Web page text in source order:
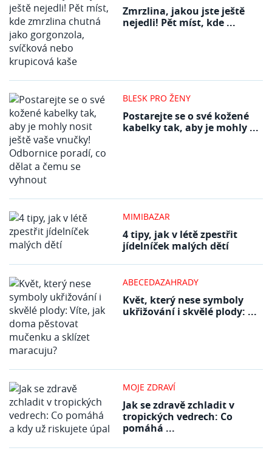
Zmrzlina, jakou jste ještě
nejedli! Pět míst, kde ...
BLESK PRO ŽENY
Postarejte se o své kožené
kabelky tak, aby je mohly ...
MIMIBAZAR
4 tipy, jak v létě zpestřit
jídelníček malých dětí
ABECEDAZAHRADY
Květ, který nese symboly
ukřižování i skvělé plody: ...
MOJE ZDRAVÍ
Jak se zdravě zchladit v
tropických vedrech: Co
pomáhá ...